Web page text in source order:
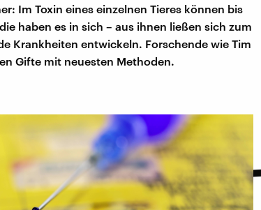
Im Toxin eines einzelnen Tieres können bis
haben es in sich – aus ihnen ließen sich zum
Krankheiten entwickeln. Forschende wie Tim
Gifte mit neuesten Methoden.